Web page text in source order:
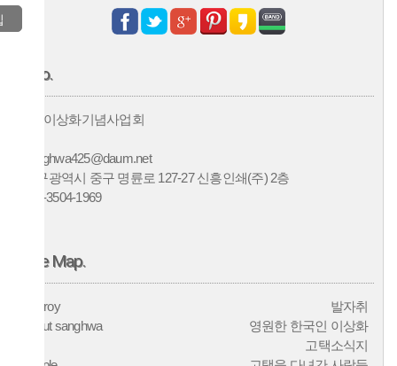
Info.
(사)이상화기념사업회
sanghwa425@daum.net
대구광역시 중구 명륜로 127-27 신흥인쇄(주) 2층
010-3504-1969
Site Map.
Histroy
발자취
about sanghwa
영원한 한국인 이상화
고택소식지